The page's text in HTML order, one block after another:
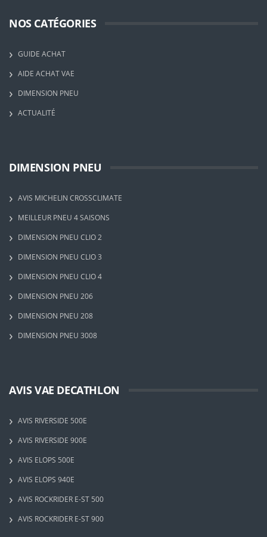
NOS CATÉGORIES
GUIDE ACHAT
AIDE ACHAT VAE
DIMENSION PNEU
ACTUALITÉ
DIMENSION PNEU
AVIS MICHELIN CROSSCLIMATE
MEILLEUR PNEU 4 SAISONS
DIMENSION PNEU CLIO 2
DIMENSION PNEU CLIO 3
DIMENSION PNEU CLIO 4
DIMENSION PNEU 206
DIMENSION PNEU 208
DIMENSION PNEU 3008
AVIS VAE DECATHLON
AVIS RIVERSIDE 500E
AVIS RIVERSIDE 900E
AVIS ELOPS 500E
AVIS ELOPS 940E
AVIS ROCKRIDER E-ST 500
AVIS ROCKRIDER E-ST 900